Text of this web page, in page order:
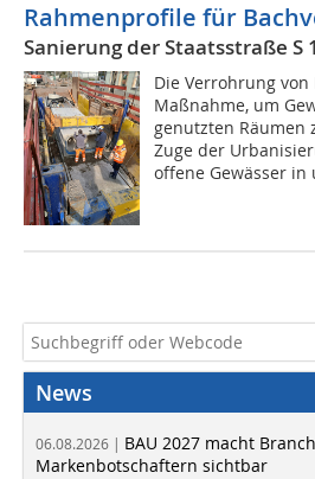
Rahmenprofile für
Sanierung der Staatsstraße S
Die Verrohrung
Maßnahme, um
genutzten Räumen
Zuge der
offene Gewässer in
News
06.08.2026 | BAU 2027 macht
Markenbotschaftern sichtbar